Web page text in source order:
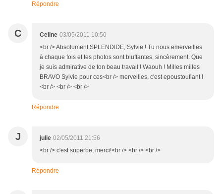
Répondre
C Celine 03/05/2011 10:50
<br /> Absolument SPLENDIDE, Sylvie ! Tu nous emerveilles
à chaque fois et tes photos sont bluffantes, sincèrement. Que
je suis admirative de ton beau travail ! Waouh ! Milles milles
BRAVO Sylvie pour ces<br /> merveilles, c'est epoustouflant !
<br /> <br /> <br />
Répondre
J julie 02/05/2011 21:56
<br /> c'est superbe, merci!<br /> <br /> <br />
Répondre